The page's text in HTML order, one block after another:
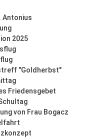
Antonius
2025
"Goldherbst"
Friedensgebet
von Frau Bogacz